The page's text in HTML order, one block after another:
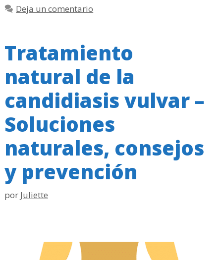
Deja un comentario
Tratamiento
natural de la
candidiasis vulvar –
Soluciones
naturales, consejos
y prevención
por Juliette